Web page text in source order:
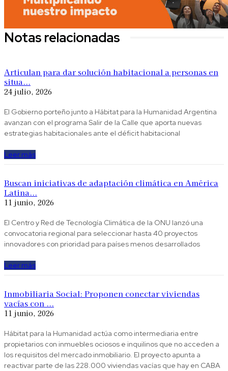
Notas relacionadas
Articulan para dar solución habitacional a personas en
situa...
24 julio, 2026
El Gobierno porteño junto a Hábitat para la Humanidad Argentina
avanzan con el programa Salir de la Calle que aporta nuevas
estrategias habitacionales ante el déficit habitacional
Leer más
Buscan iniciativas de adaptación climática en América
Latina...
11 junio, 2026
El Centro y Red de Tecnología Climática de la ONU lanzó una
convocatoria regional para seleccionar hasta 40 proyectos
innovadores con prioridad para países menos desarrollados
Leer más
Inmobiliaria Social: Proponen conectar viviendas
vacías con ...
11 junio, 2026
Hábitat para la Humanidad actúa como intermediaria entre
propietarios con inmuebles ociosos e inquilinos que no acceden a
los requisitos del mercado inmobiliario. El proyecto apunta a
reactivar parte de las 228.000 viviendas vacías que hay en CABA